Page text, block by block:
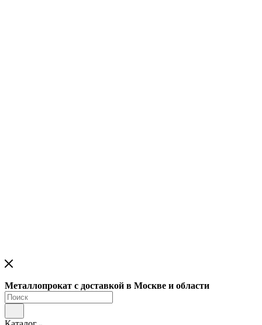
Металлопрокат с доставкой в Москве и области